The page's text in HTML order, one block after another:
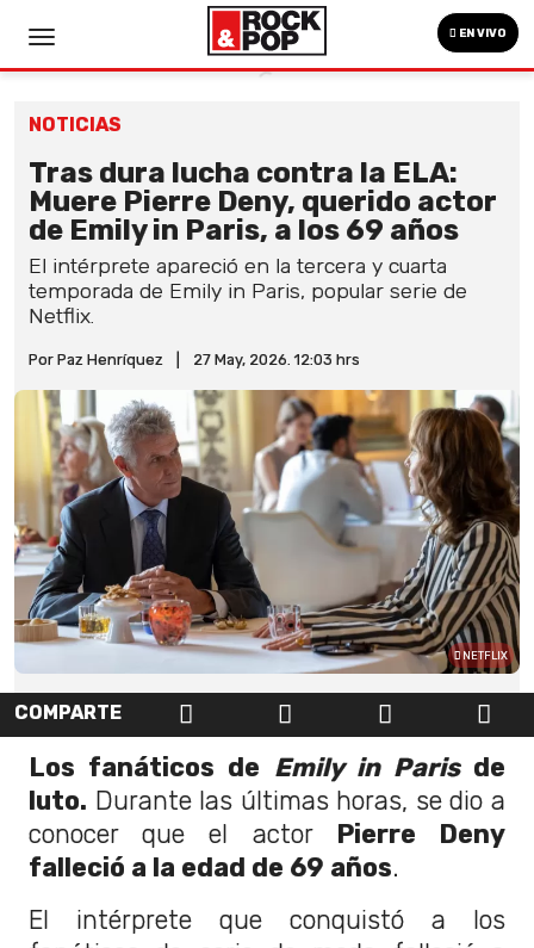
EN VIVO
NOTICIAS
Tras dura lucha contra la ELA:
Muere Pierre Deny, querido actor
de Emily in Paris, a los 69 años
El intérprete apareció en la tercera y cuarta
temporada de Emily in Paris, popular serie de
Netflix.
Por Paz Henríquez 27 May, 2026. 12:03 hrs
NETFLIX
COMPARTE
Los fanáticos de Emily in Parisde
luto. Durante las últimas horas, se dio a
conocer que el actor Pierre Deny
falleció a la edad de 69 años.
El intérprete que conquistó a los